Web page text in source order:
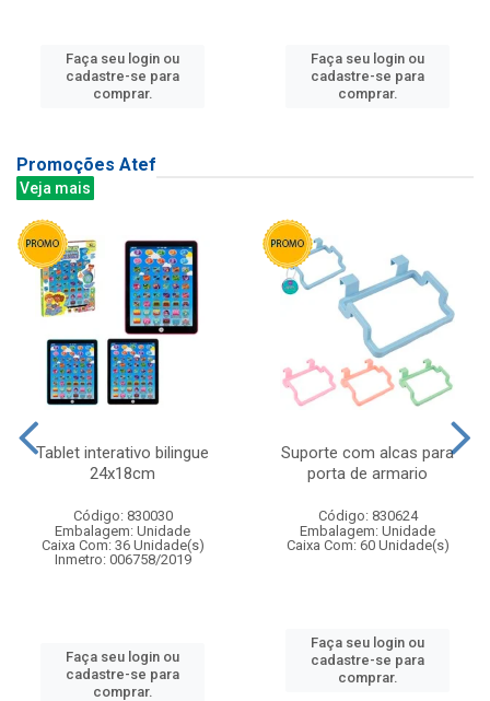
Faça seu login ou
cadastre-se para
comprar.
Faça seu login ou
cadastre-se para
comprar.
Promoções Atef
Veja mais
Tablet interativo bilingue
24x18cm
Código: 830030
Embalagem: Unidade
Caixa Com: 36 Unidade(s)
Inmetro: 006758/2019
Faça seu login ou
cadastre-se para
comprar.
Suporte com alcas para
porta de armario
Código: 830624
Embalagem: Unidade
Caixa Com: 60 Unidade(s)
Faça seu login ou
cadastre-se para
comprar.